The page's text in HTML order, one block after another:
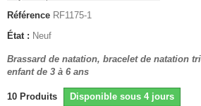
Référence RF1175-1
État : Neuf
Brassard de natation, bracelet de natation
enfant de 3 à 6 ans
10 Produits Disponible sous 4 jours